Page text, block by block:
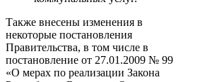
Также внесены изменения в
некоторые постановления
Правительства, в том числе в
постановление от 27.01.2009 № 99
«О мерах по реализации Закона